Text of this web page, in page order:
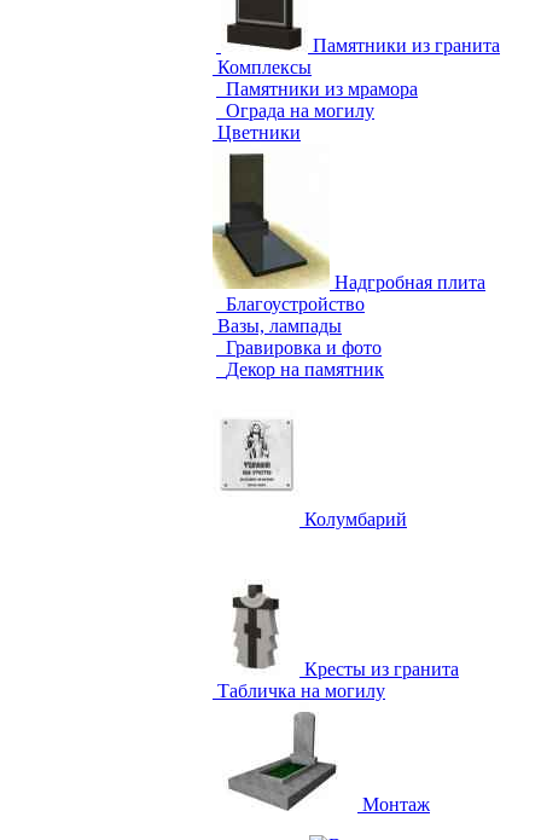
Памятники из гранита
Комплексы
Памятники из мрамора
Ограда на могилу
Цветники
Надгробная плита
Благоустройство
Вазы, лампады
Гравировка и фото
Декор на памятник
Колумбарий
Кресты из гранита
Табличка на могилу
Монтаж